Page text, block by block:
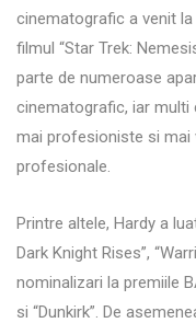
cinematografic a venit
filmul “Star Trek:
parte de numeroase
cinematografic, iar multi
mai profesioniste si mai
profesionale.
Printre altele, Hardy a
Dark Knight Rises”,
nominalizari la premiile
si “Dunkirk”. De